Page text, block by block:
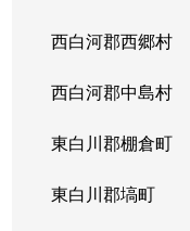
西白河郡西郷村
西白河郡中島村
東白川郡棚倉町
東白川郡塙町